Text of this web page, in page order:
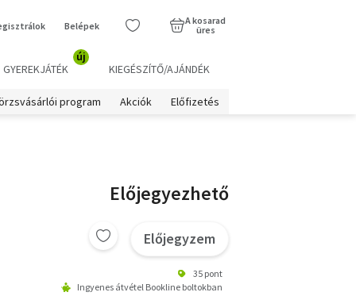
Belépek
A kosarad
üres
GYEREKJÁTÉK
új
KIEGÉSZÍTŐ/AJÁNDÉK
program Akciók Előfizetés
Előjegyezhető
Előjegyzem
35 pont
Ingyenes átvétel Bookline boltokban